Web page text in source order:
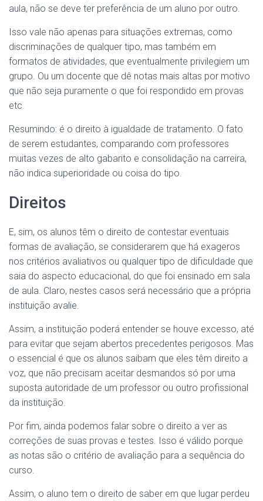
aula, não se deve ter preferência de um aluno por outro.
Isso vale não apenas para situações extremas, como
discriminações de qualquer tipo, mas também em
formatos de atividades, que eventualmente privilegiem um
grupo. Ou um docente que dê notas mais altas por motivo
que não seja puramente o que foi respondido em provas
etc.
Resumindo: é o direito à igualdade de tratamento. O fato
de serem estudantes, comparando com professores
muitas vezes de alto gabarito e consolidação na carreira,
não indica superioridade ou coisa do tipo.
Direitos
E, sim, os alunos têm o direito de contestar eventuais
formas de avaliação, se considerarem que há exageros
nos critérios avaliativos ou qualquer tipo de dificuldade que
saia do aspecto educacional, do que foi ensinado em sala
de aula. Claro, nestes casos será necessário que a própria
instituição avalie.
Assim, a instituição poderá entender se houve excesso, até
para evitar que sejam abertos precedentes perigosos. Mas
o essencial é que os alunos saibam que eles têm direito a
voz, que não precisam aceitar desmandos só por uma
suposta autoridade de um professor ou outro profissional
da instituição.
Por fim, ainda podemos falar sobre o direito a ver as
correções de suas provas e testes. Isso é válido porque
as notas são o critério de avaliação para a sequência do
curso.
Assim, o aluno tem o direito de saber em que lugar perdeu